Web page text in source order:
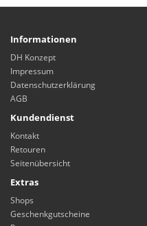
Informationen
DH Konzept
Impressum
Datenschutzerklärung
AGB
Kundendienst
Kontakt
Retouren
Seitenübersicht
Extras
Shops
Geschenkgutscheine